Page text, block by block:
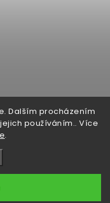
Dalším procházením
používáním.. Více
.